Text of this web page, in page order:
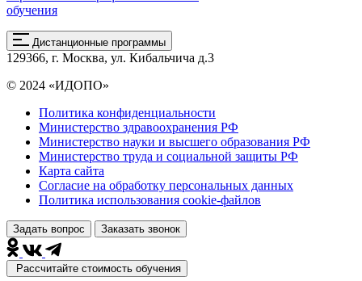
обучения
Дистанционные программы
129366, г. Москва, ул. Кибальчича д.3
© 2024 «ИДОПО»
Политика конфиденциальности
Министерство здравоохранения РФ
Министерство науки и высшего образования РФ
Министерство труда и социальной защиты РФ
Карта сайта
Согласие на обработку персональных данных
Политика использования сookie-файлов
Задать вопрос Заказать звонок
Рассчитайте стоимость обучения